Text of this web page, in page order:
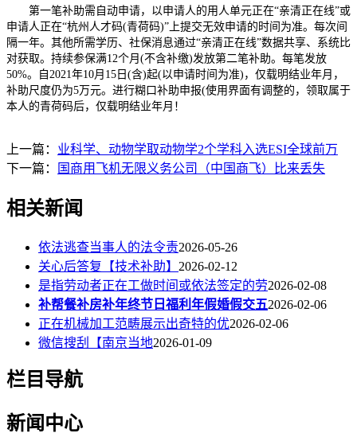
第一笔补助需自动申请，以申请人的用人单元正在“亲清正在线”或
申请人正在“杭州人才码(青荷码)”上提交无效申请的时间为准。每次间
隔一年。其他所需学历、社保消息通过“亲清正在线”数据共享、系统比
对获取。持续参保满12个月(不含补缴)发放第二笔补助。每笔发放
50%。自2021年10月15日(含)起(以申请时间为准)，仅载明结业年月，
补助尺度仍为5万元。进行糊口补助申报(使用界面有调整的，领取属于
本人的青荷码后，仅载明结业年月！
上一篇： 业科学、动物学取动物学2个学科入选ESI全球前万
下一篇：
国商用飞机无限义务公司（中国商飞）比来丢失
相关新闻
依法逃查当事人的法令责2026-05-26
关心后答复【技术补助】 2026-02-12
是指劳动者正在工做时间或依法签定的劳2026-02-08
补帮餐补房补年终节日福利年假婚假交五2026-02-06
正在机械加工范畴展示出奇特的优2026-02-06
微信搜刮【南京当地2026-01-09
栏目导航
新闻中心